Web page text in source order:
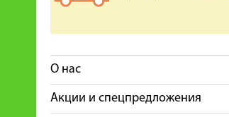
О нас
Акции и спецпредложения